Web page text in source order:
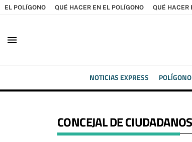
EL POLÍGONO QUÉ HACER EN EL POLÍGONO QUÉ HACER
menu
NOTICIAS EXPRESS POLÍGONO
CONCEJAL DE CIUDADANOS